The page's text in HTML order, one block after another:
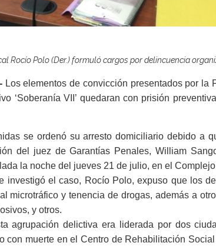
Rocío Polo (Der.) formuló cargos por delincuencia
Los elementos de convicción presentados por la
‘Soberanía VII’ quedaran con prisión
se ordenó su arresto domiciliario debido a
del juez de Garantías Penales, William
la noche del jueves 21 de julio, en el
investigó el caso, Rocío Polo, expuso que los
microtráfico y tenencia de drogas, además a
y otros.
agrupación delictiva era liderada por dos
con muerte en el Centro de Rehabilitación